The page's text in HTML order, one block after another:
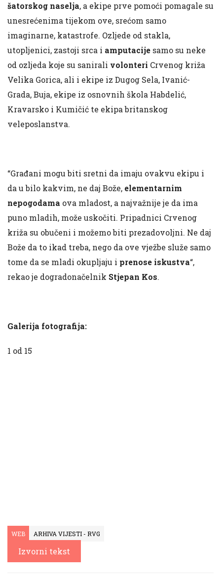
šatorskog naselja, a ekipe prve pomoći pomagale su
unesrećenima tijekom ove, srećom samo
imaginarne, katastrofe. Ozljede od stakla,
utopljenici, zastoji srca i amputacije samo su neke
od ozljeda koje su sanirali volonteri Crvenog križa
Velika Gorica, ali i ekipe iz Dugog Sela, Ivanić-
Grada, Buja, ekipe iz osnovnih škola Habdelić,
Kravarsko i Kumičić te ekipa britanskog
veleposlanstva.
“Građani mogu biti sretni da imaju ovakvu ekipu i
da u bilo kakvim, ne daj Bože, elementarnim
nepogodama ova mladost, a najvažnije je da ima
puno mladih, može uskočiti. Pripadnici Crvenog
križa su obučeni i možemo biti prezadovoljni. Ne daj
Bože da to ikad treba, nego da ove vježbe služe samo
tome da se mladi okupljaju i prenose iskustva“,
rekao je dogradonačelnik Stjepan Kos.
Galerija fotografija:
1 od 15
WEB ARHIVA VIJESTI - RVG
Izvorni tekst